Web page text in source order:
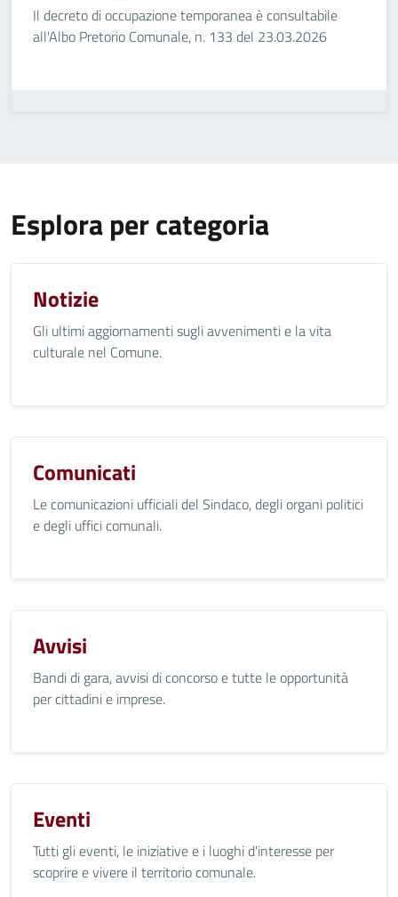
Il decreto di occupazione temporanea è consultabile
all'Albo Pretorio Comunale, n. 133 del 23.03.2026
Esplora per categoria
Notizie
Gli ultimi aggiornamenti sugli avvenimenti e la vita
culturale nel Comune.
Comunicati
Le comunicazioni ufficiali del Sindaco, degli organi politici
e degli uffici comunali.
Avvisi
Bandi di gara, avvisi di concorso e tutte le opportunità
per cittadini e imprese.
Eventi
Tutti gli eventi, le iniziative e i luoghi d'interesse per
scoprire e vivere il territorio comunale.